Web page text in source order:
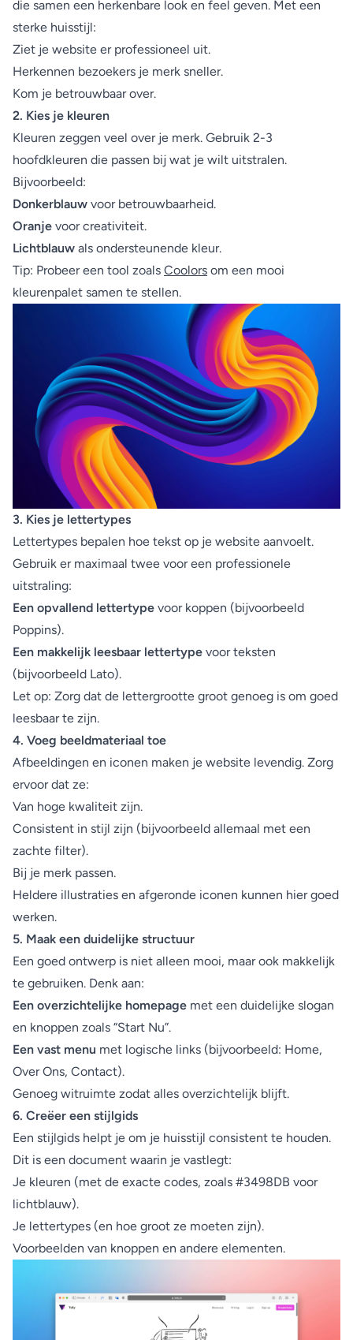
die samen een herkenbare look en feel geven. Met een
sterke huisstijl:
Ziet je website er professioneel uit.
Herkennen bezoekers je merk sneller.
Kom je betrouwbaar over.
2. Kies je kleuren
Kleuren zeggen veel over je merk. Gebruik 2-3
hoofdkleuren die passen bij wat je wilt uitstralen.
Bijvoorbeeld:
Donkerblauw voor betrouwbaarheid.
Oranje voor creativiteit.
Lichtblauw als ondersteunende kleur.
Tip: Probeer een tool zoals Coolors om een mooi
kleurenpalet samen te stellen.
3. Kies je lettertypes
Lettertypes bepalen hoe tekst op je website aanvoelt.
Gebruik er maximaal twee voor een professionele
uitstraling:
Een opvallend lettertype voor koppen (bijvoorbeeld
Poppins).
Een makkelijk leesbaar lettertype voor teksten
(bijvoorbeeld Lato).
Let op: Zorg dat de lettergrootte groot genoeg is om goed
leesbaar te zijn.
4. Voeg beeldmateriaal toe
Afbeeldingen en iconen maken je website levendig. Zorg
ervoor dat ze:
Van hoge kwaliteit zijn.
Consistent in stijl zijn (bijvoorbeeld allemaal met een
zachte filter).
Bij je merk passen.
Heldere illustraties en afgeronde iconen kunnen hier goed
werken.
5. Maak een duidelijke structuur
Een goed ontwerp is niet alleen mooi, maar ook makkelijk
te gebruiken. Denk aan:
Een overzichtelijke homepage met een duidelijke slogan
en knoppen zoals “Start Nu”.
Een vast menu met logische links (bijvoorbeeld: Home,
Over Ons, Contact).
Genoeg witruimte zodat alles overzichtelijk blijft.
6. Creëer een stijlgids
Een stijlgids helpt je om je huisstijl consistent te houden.
Dit is een document waarin je vastlegt:
Je kleuren (met de exacte codes, zoals #3498DB voor
lichtblauw).
Je lettertypes (en hoe groot ze moeten zijn).
Voorbeelden van knoppen en andere elementen.